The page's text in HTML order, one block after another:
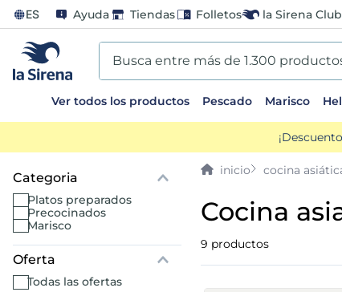
ES Ayuda Tiendas Folletos la Sirena Club
Busca entre más de 1.300 productos...
Ver todos los productos Pescado Marisco
platos preparados
precocinados
marisco
Oferta
todas las ofertas
cocina
cocina
9 productos
TÉRMINOS MÁS BUSCADOS
1. helados sirena
2. gambas
3. patatas
gamba